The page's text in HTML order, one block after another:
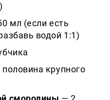
мл (если есть
водой 1:1)
крупного